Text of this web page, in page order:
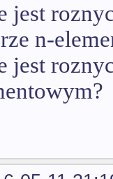
jest
n-
jest